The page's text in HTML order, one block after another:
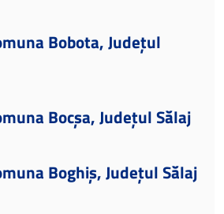
Bobota, Județul
Bocșa, Județul Sălaj
Boghiș, Județul Sălaj